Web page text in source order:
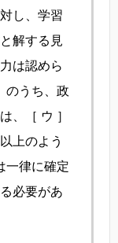
し、学習
解する見
は認めら
のうち、政
、［ ウ ］
上のよう
一律に確定
必要があ